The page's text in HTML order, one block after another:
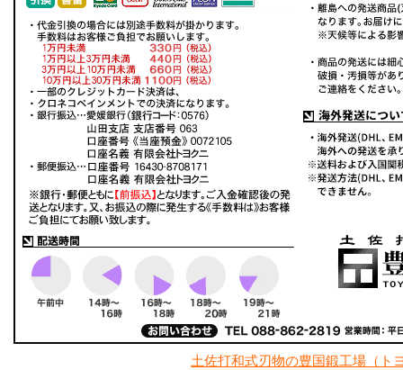
土佐打和式刃物の豊国鍛工場（ト